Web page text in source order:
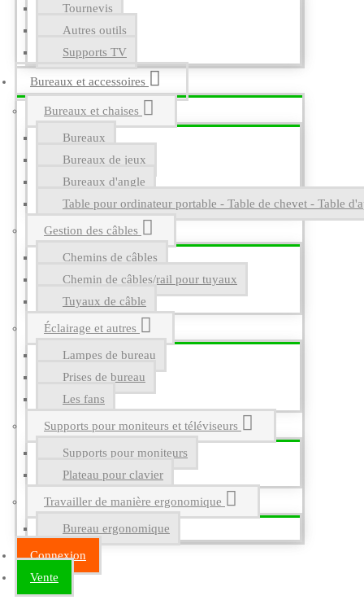
Tournevis
Autres outils
Supports TV
Bureaux et accessoires
Bureaux et chaises
Bureaux
Bureaux de jeux
Bureaux d'angle
Table pour ordinateur portable - Table de chevet - Table
Gestion des câbles
Chemins de câbles
Chemin de câbles/rail pour tuyaux
Tuyaux de câble
Éclairage et autres
Lampes de bureau
Prises de bureau
Les fans
Supports pour moniteurs et téléviseurs
Supports pour moniteurs
Plateau pour clavier
Travailler de manière ergonomique
Bureau ergonomique
Connexion
Vente